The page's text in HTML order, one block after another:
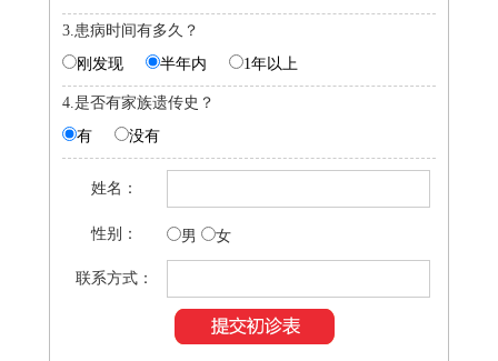
3.患病时间有多久？
刚发现
半年内 1年以上
4.是否有家族遗传史？
有
没有
姓名：
性别： 男 女
联系方式：